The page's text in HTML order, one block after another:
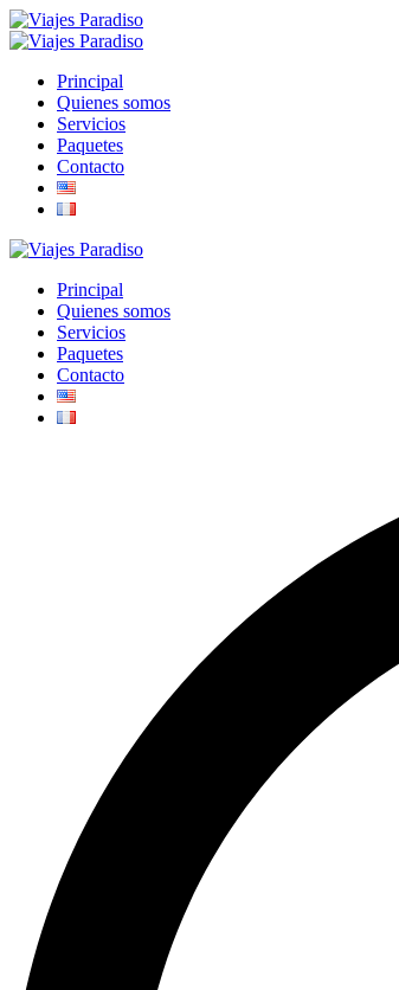
Principal
Quienes somos
Servicios
Paquetes
Contacto
Principal
Quienes somos
Servicios
Paquetes
Contacto